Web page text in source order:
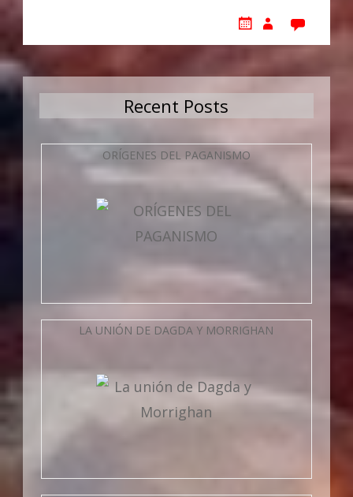
Recent Posts
ORÍGENES DEL PAGANISMO
LA UNIÓN DE DAGDA Y MORRIGHAN